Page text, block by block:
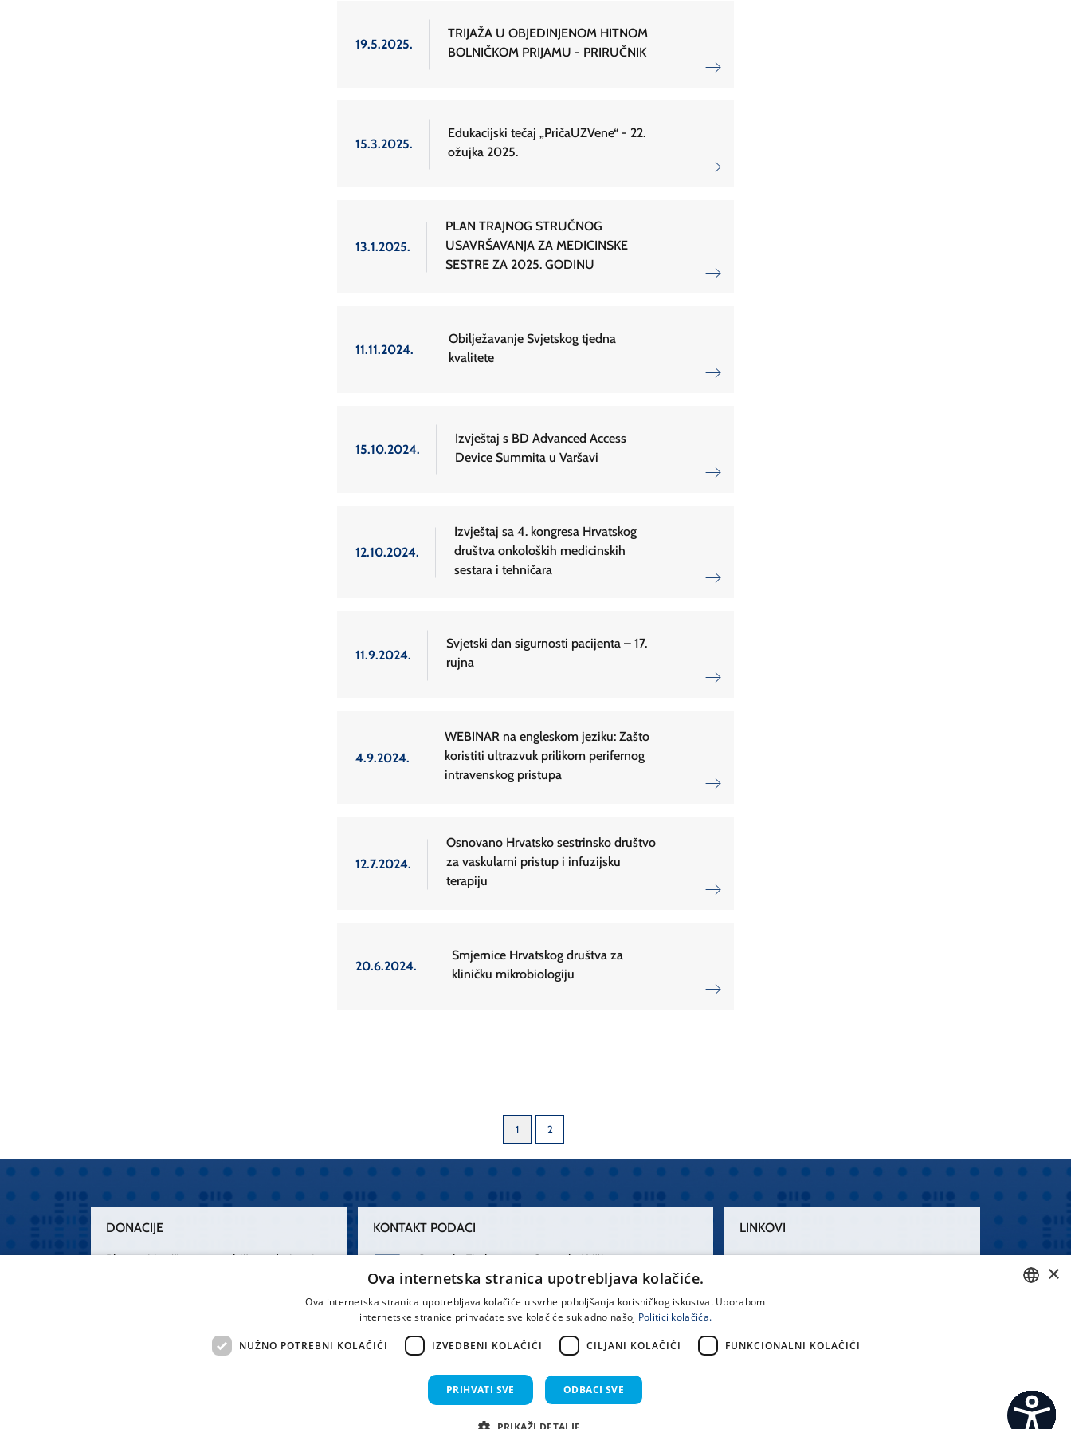
19.5.2025.
TRIJAŽA U OBJEDINJENOM HITNOM
BOLNIČKOM PRIJAMU - PRIRUČNIK
15.3.2025.
Edukacijski tečaj „PričaUZVene“ - 22.
ožujka 2025.
13.1.2025.
PLAN TRAJNOG STRUČNOG
USAVRŠAVANJA ZA MEDICINSKE
SESTRE ZA 2025. GODINU
11.11.2024.
Obilježavanje Svjetskog tjedna
kvalitete
15.10.2024.
Izvještaj s BD Advanced Access
Device Summita u Varšavi
12.10.2024.
Izvještaj sa 4. kongresa Hrvatskog
društva onkoloških medicinskih
sestara i tehničara
11.9.2024.
Svjetski dan sigurnosti pacijenta – 17.
rujna
4.9.2024.
WEBINAR na engleskom jeziku: Zašto
koristiti ultrazvuk prilikom perifernog
intravenskog pristupa
12.7.2024.
Osnovano Hrvatsko sestrinsko društvo
za vaskularni pristup i infuzijsku
terapiju
20.6.2024.
Smjernice Hrvatskog društva za
kliničku mikrobiologiju
1 2
DONACIJE
Plemenitim činom nesebičnog darivanja
„Zarazimo“ se dobrotom, donirajmo od
KONTAKT PODACI
Centrala Firule
021 556 111
Centrala Križine
021 557 111
Spinčićeva 1,
21000 Split
Hrvatska
office@kbsplit.hr
LINKOVI
×
Ova internetska stranica upotrebljava kolačiće.
Ova internetska stranica upotrebljava kolačiće u svrhe poboljšanja korisničkog iskustva. Uporabom
internetske stranice prihvaćate sve kolačiće sukladno našoj Politici kolačića.
NUŽNO POTREBNI KOLAČIĆI IZVEDBENI KOLAČIĆI CILJANI KOLAČIĆI FUNKCIONALNI KOLAČIĆI
PRIHVATI SVE ODBACI SVE